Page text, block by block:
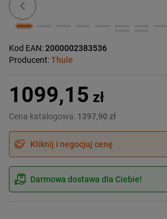
Kod EAN:2000002383536
Producent:Thule
1099,15 zł
Cena katalogowa: 1397,90 zł
Kliknij i negocjuj cenę
Darmowa dostawa dla Ciebie!